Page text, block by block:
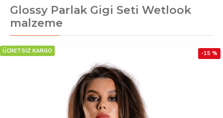
Glossy Parlak Gigi Seti Wetlook
malzeme
ÜCRETSİZ KARGO -15 %